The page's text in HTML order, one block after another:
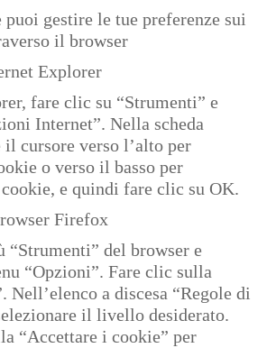
gestire le tue preferenze sui
il browser
Explorer
fare clic su “Strumenti” e
Internet”. Nella scheda
il cursore verso l’alto per
o verso il basso per
e quindi fare clic su OK.
Firefox
“Strumenti” del browser e
“Opzioni”. Fare clic sulla
Nell’elenco a discesa “Regole di
il livello desiderato.
“Accettare i cookie” per